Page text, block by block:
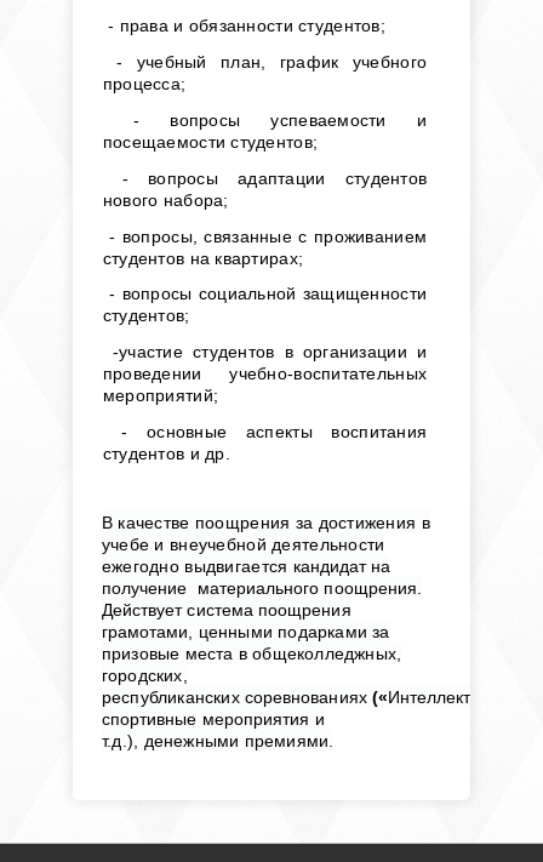
- права и обязанности студентов;
- учебный план, график учебного
процесса;
- вопросы успеваемости и
посещаемости студентов;
- вопросы адаптации студентов
нового набора;
- вопросы, связанные с проживанием
студентов на квартирах;
- вопросы социальной защищенности
студентов;
-участие студентов в организации и
проведении учебно-воспитательных
мероприятий;
- основные аспекты воспитания
студентов и др.
В качестве поощрения за достижения в
учебе и внеучебной деятельности
ежегодно выдвигается кандидат на
получение материального поощрения.
Действует система поощрения
грамотами, ценными подарками за
призовые места в общеколледжных,
городских,
республиканскихсоревнованиях («
спортивные мероприятия и
т.д.), денежными премиями.